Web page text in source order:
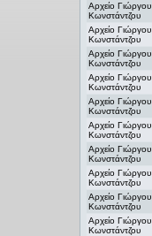
Αρχείο Γιώργου
Κωνστάντζου
Αρχείο Γιώργου
Κωνστάντζου
Αρχείο Γιώργου
Κωνστάντζου
Αρχείο Γιώργου
Κωνστάντζου
Αρχείο Γιώργου
Κωνστάντζου
Αρχείο Γιώργου
Κωνστάντζου
Αρχείο Γιώργου
Κωνστάντζου
Αρχείο Γιώργου
Κωνστάντζου
Αρχείο Γιώργου
Κωνστάντζου
Αρχείο Γιώργου
Κωνστάντζου